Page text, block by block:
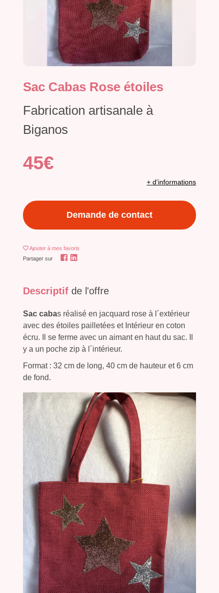
Sac Cabas Rose étoiles
Fabrication artisanale à
Biganos
45€
+ d'informations
Demande de contact
Ajouter à mes favoris
Partager sur
Descriptif de l'offre
Sac cabas réalisé en jacquard rose à l´extérieur
avec des étoiles pailletées et Intérieur en coton
écru. Il se ferme avec un aimant en haut du sac. Il
y a un poche zip à l´intérieur.
Format : 32 cm de long, 40 cm de hauteur et 6 cm
de fond.